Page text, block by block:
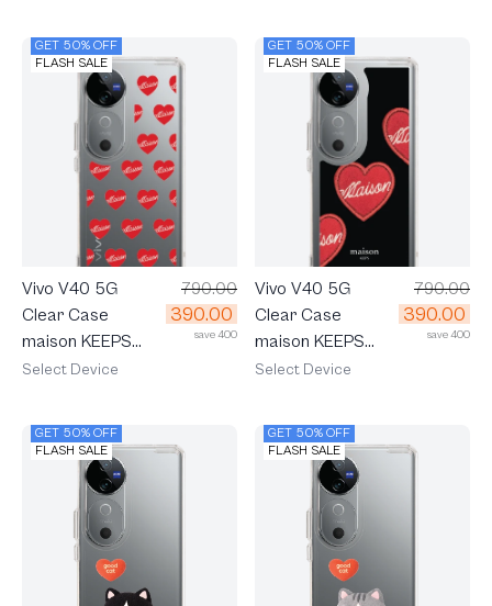
GET 50% OFF
FLASH SALE
Vivo V40 5G
Clear Case
maison KEEPS
Adore Pattern
790.00
390.00
save 400
Select Device
GET 50% OFF
FLASH SALE
Vivo V40 5G
Clear Case
maison KEEPS
Adore Patch
790.00
390.00
save 400
Select Device
GET 50% OFF
FLASH SALE
GET 50% OFF
FLASH SALE